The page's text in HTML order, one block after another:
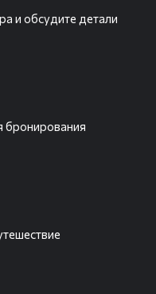
и обсудите детали
бронирования